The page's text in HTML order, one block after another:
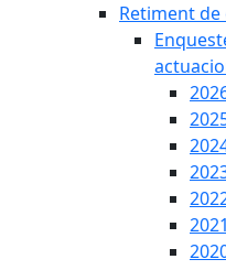
Retiment
2021